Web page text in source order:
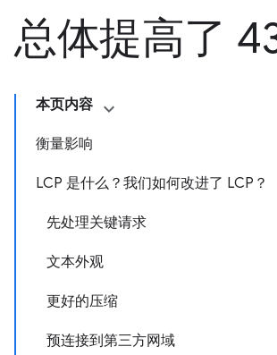
总体提高了
本页内容
衡量影响
LCP 是什么？我们如何改进了 LCP？
先处理关键请求
文本外观
更好的压缩
预连接到第三方网域